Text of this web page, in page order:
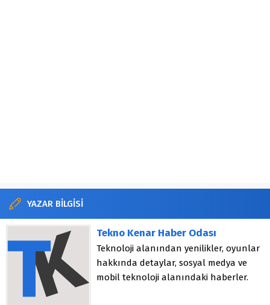
YAZAR BİLGİSİ
Tekno Kenar Haber Odası
Teknoloji alanından yenilikler, oyunlar
hakkında detaylar, sosyal medya ve
mobil teknoloji alanındaki haberler.